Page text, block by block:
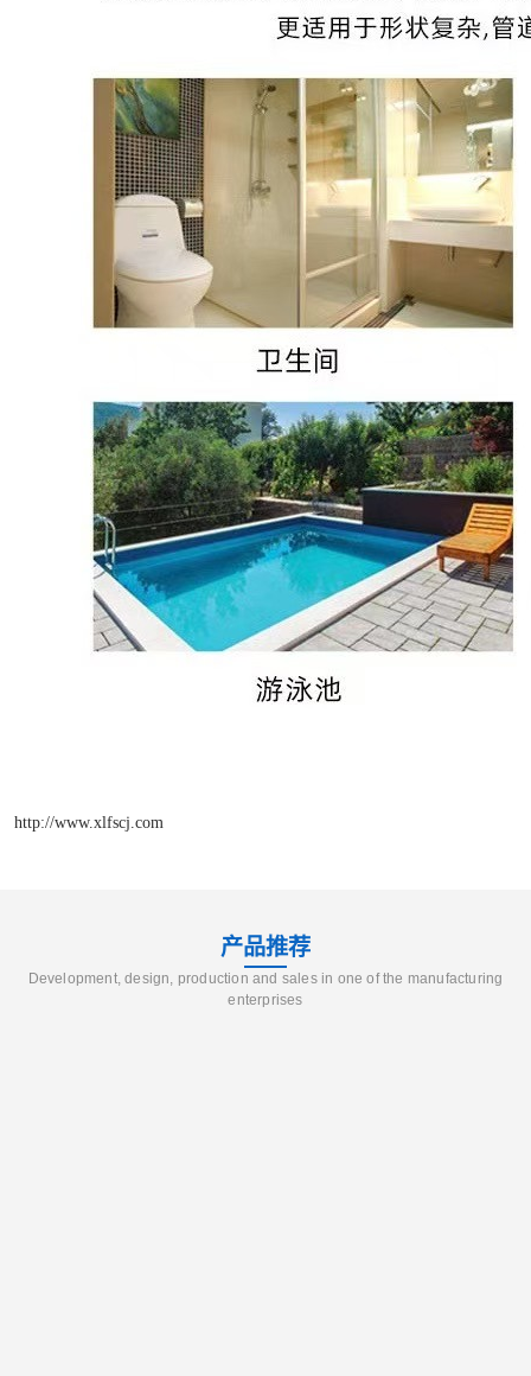
http://www.xlfscj.com
产品推荐
Development, design, production and sales in one of the manufacturing
enterprises